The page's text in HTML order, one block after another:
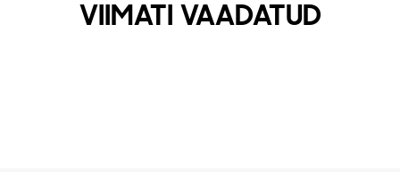
VIIMATI VAADATUD